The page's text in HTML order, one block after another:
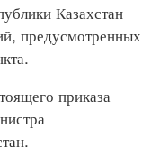
Казахстан
предусмотренных
приказа